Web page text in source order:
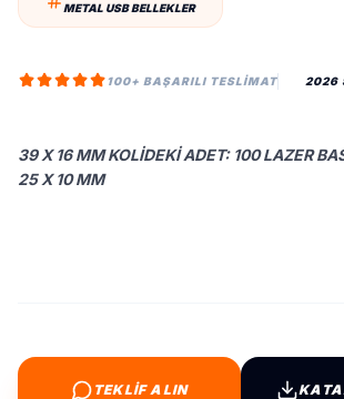
METAL USB BELLEKLER
100+ BAŞARILI TESLIMAT 2026
39 X 16 MM KOLIDEKI ADET: 100 LAZER
25 X 10 MM
TEKLİF ALIN